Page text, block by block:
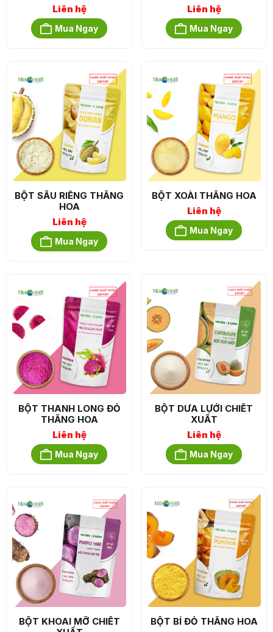
Liên hệ
Mua Ngay
Liên hệ
Mua Ngay
BỘT SẦU RIÊNG THĂNG
HOA
Liên hệ
Mua Ngay
BỘT XOÀI THĂNG HOA
Liên hệ
Mua Ngay
BỘT THANH LONG ĐỎ
THĂNG HOA
Liên hệ
Mua Ngay
BỘT DƯA LƯỚI CHIẾT
XUẤT
Liên hệ
Mua Ngay
BỘT KHOAI MỠ CHIẾT
BỘT BÍ ĐỎ THĂNG HOA